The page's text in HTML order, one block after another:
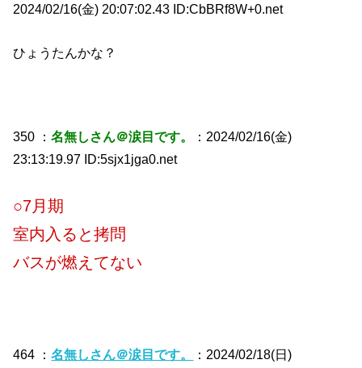
2024/02/16(金) 20:07:02.43 ID:CbBRf8W+0.net
ひょうたんかな？
350 ：名無しさん＠涙目です。
：2024/02/16(金)
23:13:19.97 ID:5sjx1jga0.net
○7月期
室内入ると拷問
バスが燃えてない
464 ：名無しさん＠涙目です。
：2024/02/18(日)